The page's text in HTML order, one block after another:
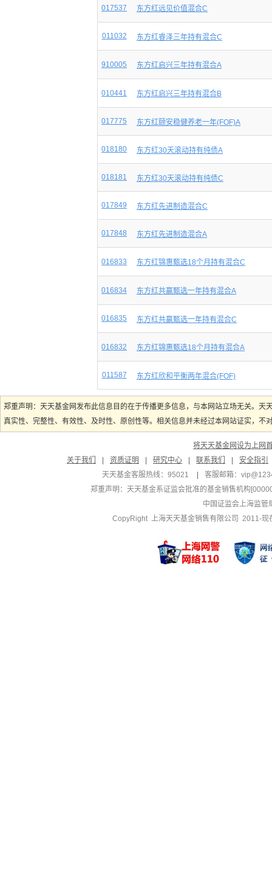
017537 东方红远见价值混合C
011032 东方红睿泽三年持有混合C
910005 东方红启兴三年持有混合A
010441 东方红启兴三年持有混合B
017775 东方红颐安稳健养老一年(FOF)A
018180 东方红30天滚动持有纯债A
018181 东方红30天滚动持有纯债C
017849 东方红先进制造混合C
017848 东方红先进制造混合A
016833 东方红锦惠甄选18个月持有混合C
016834 东方红共赢甄选一年持有混合A
016835 东方红共赢甄选一年持有混合C
016832 东方红锦惠甄选18个月持有混合A
011587 东方红欣和平衡两年混合(FOF)
郑重声明：天天基金网发布此信息目的在于传播更多信息，与本网站立场无关。
真实性、完整性、有效性、及时性、原创性等。相关信息并未经过本网站证实，
将天天基金网设为上网
关于我们
资质证明 研究中心 联系我们
安全指引
天天基金客服热线：95021
客服邮箱：
郑重声明： 天天基金系证监会批准的基金销售机构
中国证监会上海监管
CopyRight 上海天天基金销售有限公司 2011-